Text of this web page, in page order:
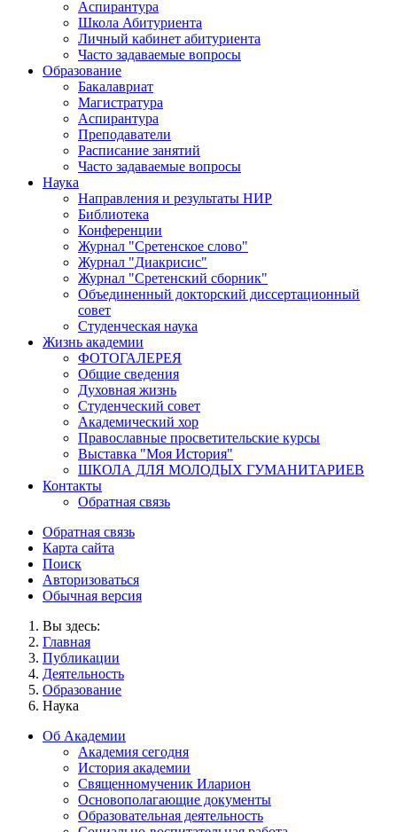
Аспирантура
Школа Абитуриента
Личный кабинет абитуриента
Часто задаваемые вопросы
Образование
Бакалавриат
Магистратура
Аспирантура
Преподаватели
Расписание занятий
Часто задаваемые вопросы
Наука
Направления и результаты НИР
Библиотека
Конференции
Журнал "Сретенское слово"
Журнал "Диакрисис"
Журнал "Сретенский сборник"
Объединенный докторский диссертационный
совет
Студенческая наука
Жизнь академии
ФОТОГАЛЕРЕЯ
Общие сведения
Духовная жизнь
Студенческий совет
Академический хор
Православные просветительские курсы
Выставка "Моя История"
ШКОЛА ДЛЯ МОЛОДЫХ ГУМАНИТАРИЕВ
Контакты
Обратная связь
Обратная связь
Карта сайта
Поиск
Авторизоваться
Обычная версия
Вы здесь:
Главная
Публикации
Деятельность
Образование
Наука
Об Академии
Академия сегодня
История академии
Священномученик Иларион
Основополагающие документы
Образовательная деятельность